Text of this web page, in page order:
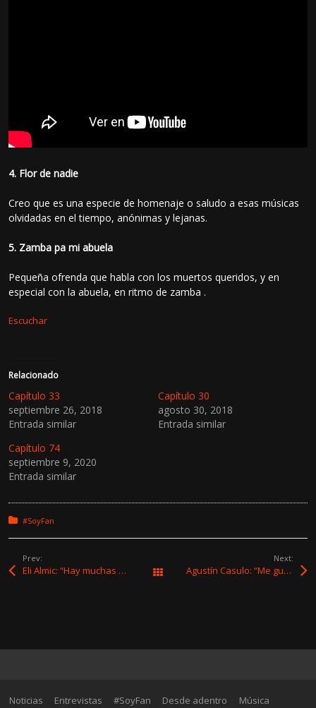
4. Flor de nadie
Creo que es una especie de homenaje o saludo a esas músicas
olvidadas en el tiempo, anónimas y lejanas.
5. Zamba pa mi abuela
Pequeña ofrenda que habla con los muertos queridos, y en
especial con la abuela, en ritmo de zamba .
Escuchar
Relacionado
Capítulo 33
septiembre 26, 2018
Entrada similar
Capítulo 30
agosto 30, 2018
Entrada similar
Capítulo 74
septiembre 9, 2020
Entrada similar
Posted in:
#SoyFan
Prev:
Eli Almic: “Hay muchas cosas de las que no hablamos tanto, que son las más difíciles y donde nuestras realidades, tal vez, más se parecen” All Works
Next:
Agustín Casulo: “Me gustó encontrar un punto intermedio entre la canción de autor y la música urbana”
Noticias Entrevistas #SoyFan Desde adentro
Música